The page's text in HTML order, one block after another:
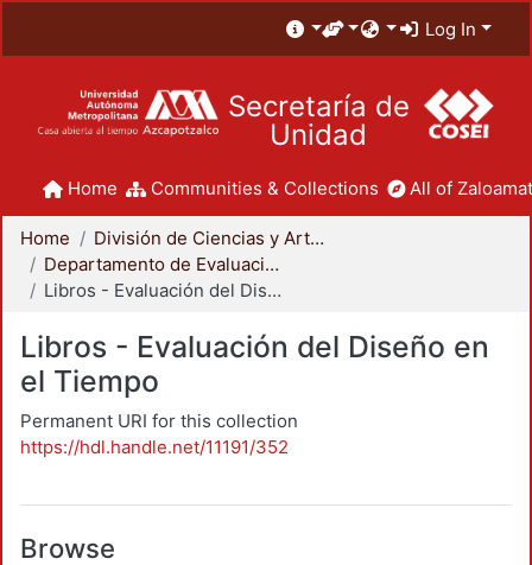
Log In
Secretaría de
Unidad
Home Communities & Collections All of
Home
División de Ciencias y Artes para el Diseño
Departamento de Evaluación del Diseño en el Tiempo
Libros - Evaluación del Diseño en el Tiempo
Libros - Evaluación del Diseño en
el Tiempo
Permanent URI for this collection
https://hdl.handle.net/11191/352
Browse